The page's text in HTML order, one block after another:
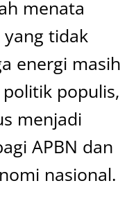
menata
tidak
energi masih
populis,
menjadi
APBN dan
nasional.